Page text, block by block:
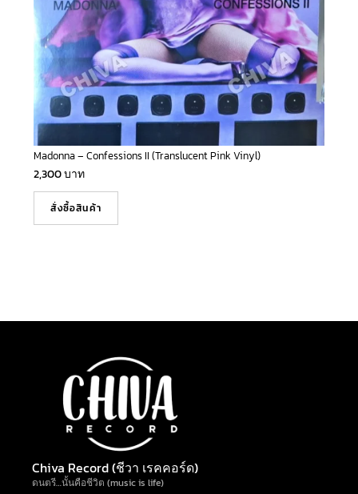
Madonna – Confessions II (Translucent Pink Vinyl)
2,300บาท
สั่งซื้อสินค้า
Chiva Record (ชีวา เรคคอร์ด)
ดนตรี…นั้นคือชีวิต (music is life)